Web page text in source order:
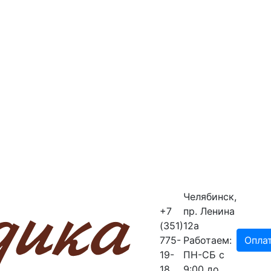
+7
(351)
775-
19-
Челябинск,
пр. Ленина
12a
Работаем:
ПН-СБ с